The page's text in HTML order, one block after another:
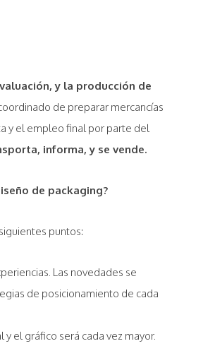
y la producción de
de preparar mercancías
y el empleo final por parte del
informa, y se vende.
de packaging?
puntos:
Las novedades se
de posicionamiento de cada
el gráfico será cada vez mayor.